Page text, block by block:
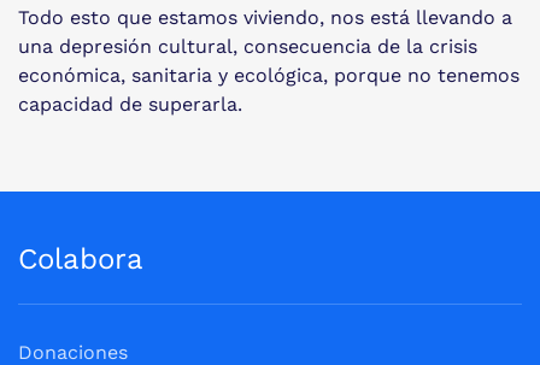
Todo esto que estamos viviendo, nos está llevando a
una depresión cultural, consecuencia de la crisis
económica, sanitaria y ecológica, porque no tenemos
capacidad de superarla.
Colabora
Donaciones